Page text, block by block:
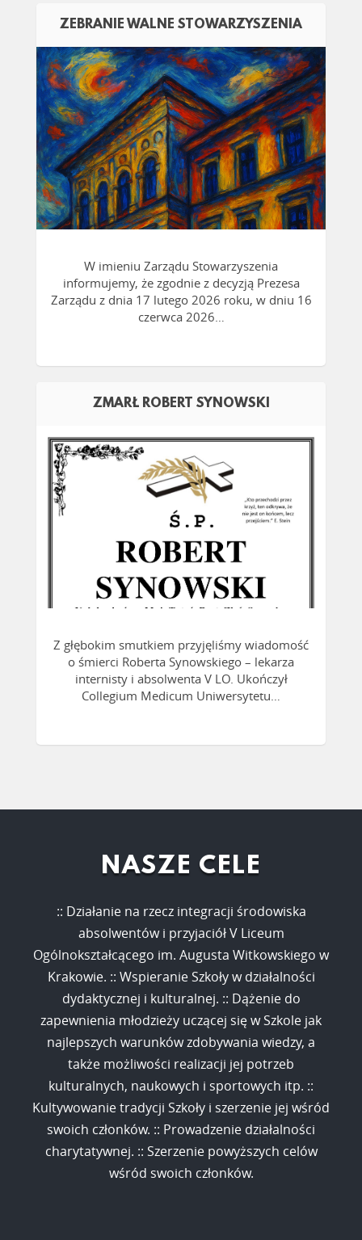
ZEBRANIE WALNE STOWARZYSZENIA
CZYTAJ WIĘCEJ
W imieniu Zarządu Stowarzyszenia
informujemy, że zgodnie z decyzją Prezesa
Zarządu z dnia 17 lutego 2026 roku, w dniu 16
czerwca 2026…
ZMARŁ ROBERT SYNOWSKI
CZYTAJ WIĘCEJ
Z głębokim smutkiem przyjęliśmy wiadomość
o śmierci Roberta Synowskiego – lekarza
internisty i absolwenta V LO. Ukończył
Collegium Medicum Uniwersytetu…
NASZE CELE
:: Działanie na rzecz integracji środowiska
absolwentów i przyjaciół V Liceum
Ogólnokształcącego im. Augusta Witkowskiego w
Krakowie. :: Wspieranie Szkoły w działalności
dydaktycznej i kulturalnej. :: Dążenie do
zapewnienia młodzieży uczącej się w Szkole jak
najlepszych warunków zdobywania wiedzy, a
także możliwości realizacji jej potrzeb
kulturalnych, naukowych i sportowych itp. ::
Kultywowanie tradycji Szkoły i szerzenie jej wśród
swoich członków. :: Prowadzenie działalności
charytatywnej. :: Szerzenie powyższych celów
wśród swoich członków.